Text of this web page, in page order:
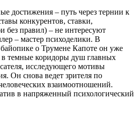
достижения – путь через тернии к
конкурентов, ставки,
без правил) – не интересуют
– мастер психоделики. В
о Трумене Капоте он уже
в темные коридоры душ главных
исследующего мотивы
Он снова ведет зрителя по
взаимоотношений.
в напряженный психологический